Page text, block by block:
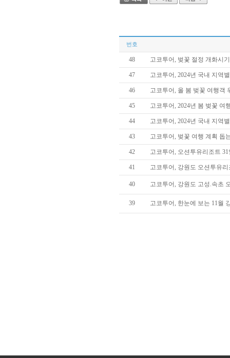
번호
48 고코투어, 벚꽃 절정 개화시
47 고코투어, 2024년 국내 지역
46 고코투어, 올 봄 벚꽃 여행객
45 고코투어, 2024년 봄 벚꽃 여
44 고코투어, 2024년 국내 지역
43 고코투어, 벚꽃 여행 계획 돕
42 고코투어, 오션투유리조트
41 고코투어, 강원도 오션투유
40 고코투어, 강원도 고성.속초
39 고코투어, 한눈에 보는 11월